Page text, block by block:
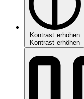
Kontrast erhöhen
Kontrast erhöhen